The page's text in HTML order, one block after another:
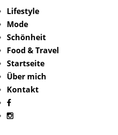
Lifestyle
Mode
Schönheit
Food & Travel
Startseite
Über mich
Kontakt